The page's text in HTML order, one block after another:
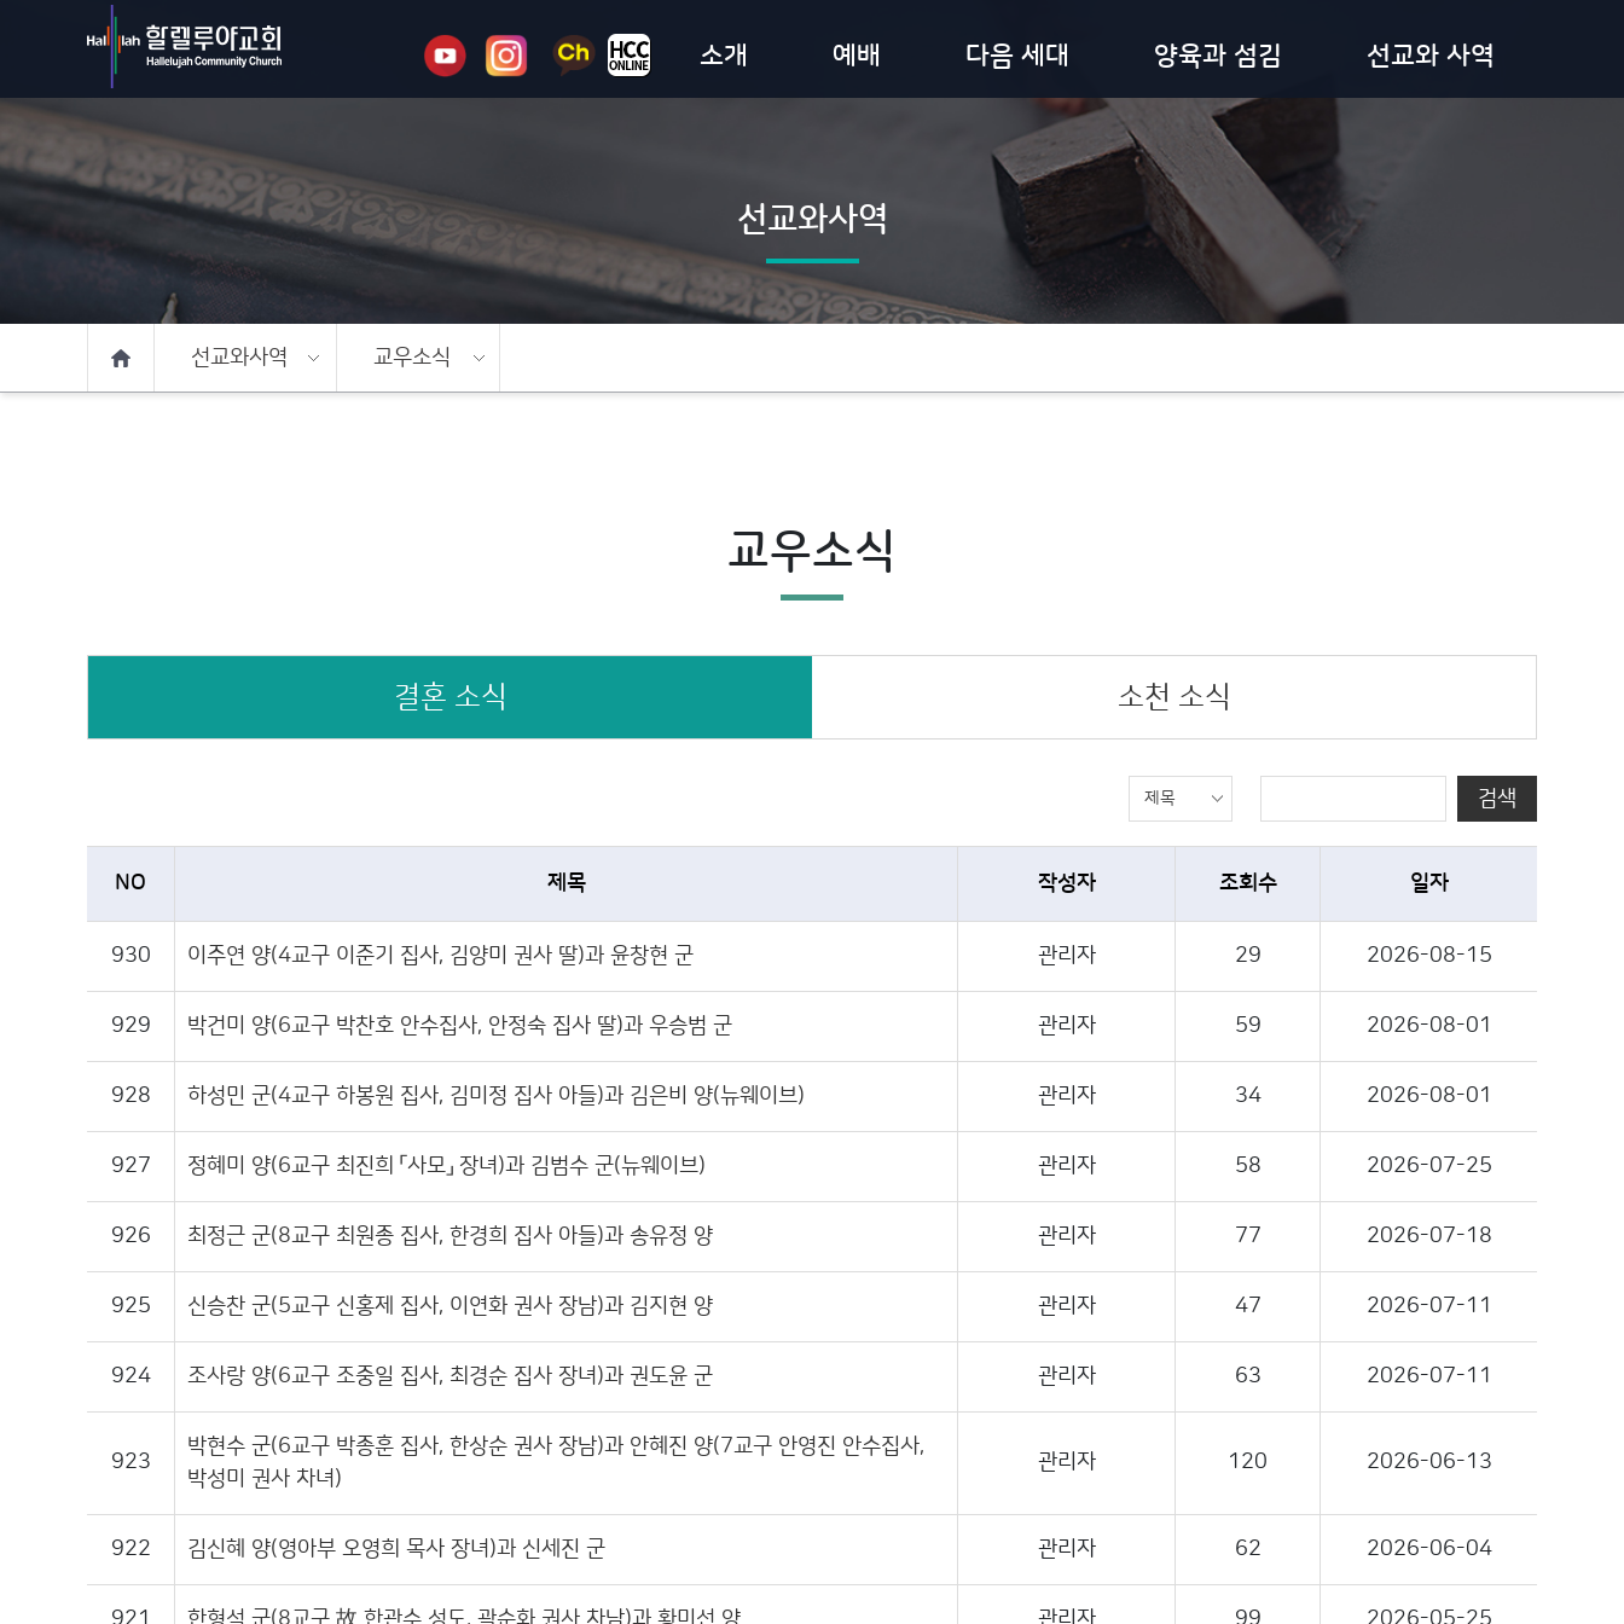
소개 예배 다음 세대 양육과 섬김 선교와 사역
선교와사역
선교와사역 교우소식
교우소식
결혼 소식 소천 소식
제목 검색
NO 제목 작성자 조회수 일자
930 이주연 양(4교구 이준기 집사, 김양미 권사 딸)과 윤창현 군 관리자 29 2026-08-15
929 박건미 양(6교구 박찬호 안수집사, 안정숙 집사 딸)과 우승범 군 관리자 59 2026-08-01
928 하성민 군(4교구 하봉원 집사, 김미정 집사 아들)과 김은비 양(뉴웨이브) 관리자 34 2026-08-01
927 정혜미 양(6교구 최진희 「사모」 장녀)과 김범수 군(뉴웨이브) 관리자 58 2026-07-25
926 최정근 군(8교구 최원종 집사, 한경희 집사 아들)과 송유정 양 관리자 77 2026-07-18
925 신승찬 군(5교구 신홍제 집사, 이연화 권사 장남)과 김지현 양 관리자 47 2026-07-11
924 조사랑 양(6교구 조중일 집사, 최경순 집사 장녀)과 권도윤 군 관리자 63 2026-07-11
923
박현수 군(6교구 박종훈 집사, 한상순 권사 장남)과 안혜진 양(7교구 안영진 안수집사,
박성미 권사 차녀)
관리자 120 2026-06-13
922 김신혜 양(영아부 오영희 목사 장녀)과 신세진 군 관리자 62 2026-06-04
921 한형석 군(8교구 故 한관수 성도, 곽순화 권사 차남)과 황미선 양 관리자 99 2026-05-25